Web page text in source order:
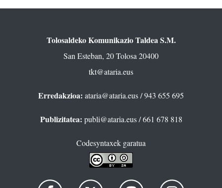
Tolosaldeko Komunikazio Taldea S.M.
San Esteban, 20 Tolosa 20400
tkt@ataria.eus
Erredakzioa: ataria@ataria.eus/ 943 655 695
Publizitatea: publi@ataria.eus/ 661 678 818
Codesyntaxek garatua